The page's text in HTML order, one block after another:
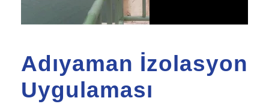
Adıyaman İzolasyon
Uygulaması